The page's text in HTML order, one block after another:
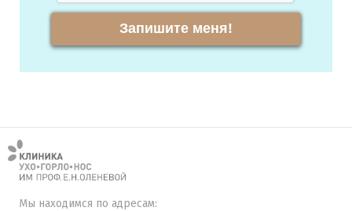
Запишите меня!
Мы находимся по адресам: